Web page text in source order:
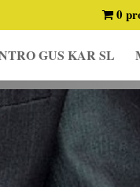
0
GUS KAR SL